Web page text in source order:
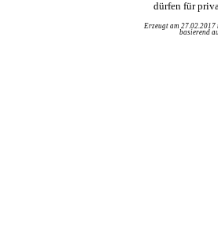
dürfen für
Erzeugt am
basierend